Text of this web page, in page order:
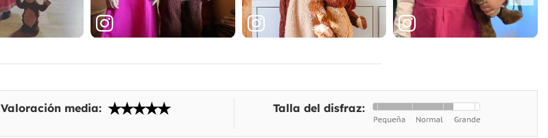
Valoración media: Talla del disfraz: